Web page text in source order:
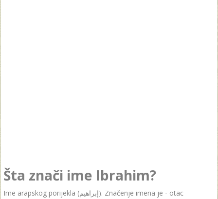
Šta znači ime Ibrahim?
Ime arapskog porijekla (‏إبراهيم‎). Značenje imena je - otac